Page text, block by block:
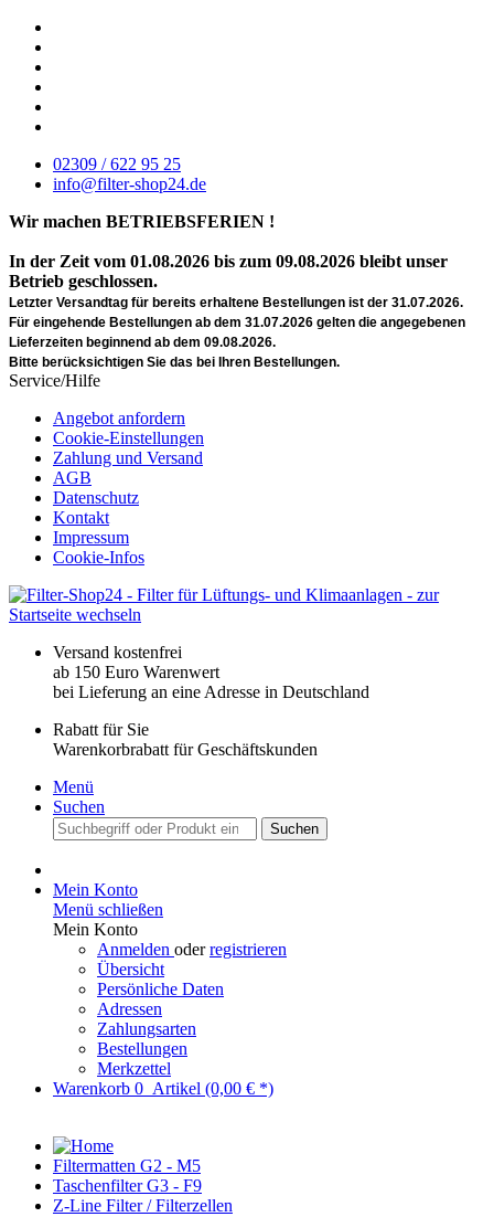
02309 / 622 95 25
info@filter-shop24.de
Wir machen BETRIEBSFERIEN !
In der Zeit vom 01.08.2026 bis zum 09.08.2026 bleibt unser
Betrieb geschlossen.
Letzter Versandtag für bereits erhaltene Bestellungen ist der 31.07.2026.
Für eingehende Bestellungen ab dem 31.07.2026 gelten die angegebenen
Lieferzeiten beginnend ab dem 09.08.2026.
Bitte berücksichtigen Sie das bei Ihren Bestellungen.
Service/Hilfe
Angebot anfordern
Cookie-Einstellungen
Zahlung und Versand
AGB
Datenschutz
Kontakt
Impressum
Cookie-Infos
Versand kostenfrei
ab 150 Euro Warenwert
bei Lieferung an eine Adresse in Deutschland
Rabatt für Sie
Warenkorbrabatt für Geschäftskunden
Menü
Suchen
Suchen
Mein Konto
Menü schließen
Mein Konto
Anmelden oderregistrieren
Übersicht
Persönliche Daten
Adressen
Zahlungsarten
Bestellungen
Merkzettel
Warenkorb 0 Artikel (0,00 € *)
Filtermatten G2 - M5
Taschenfilter G3 - F9
Z-Line Filter / Filterzellen